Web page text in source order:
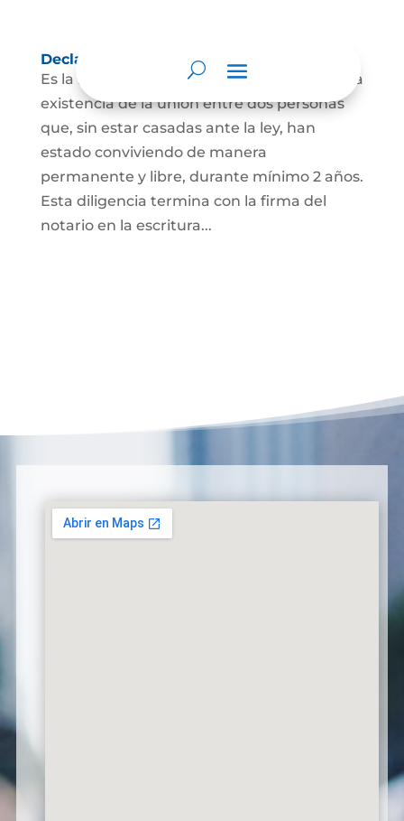
Declaración de Unión Marital de Hecho
Es la manifestación ante juez o notario de la
existencia de la unión entre dos personas
que, sin estar casadas ante la ley, han
estado conviviendo de manera
permanente y libre, durante mínimo 2 años.
Esta diligencia termina con la firma del
notario en la escritura...